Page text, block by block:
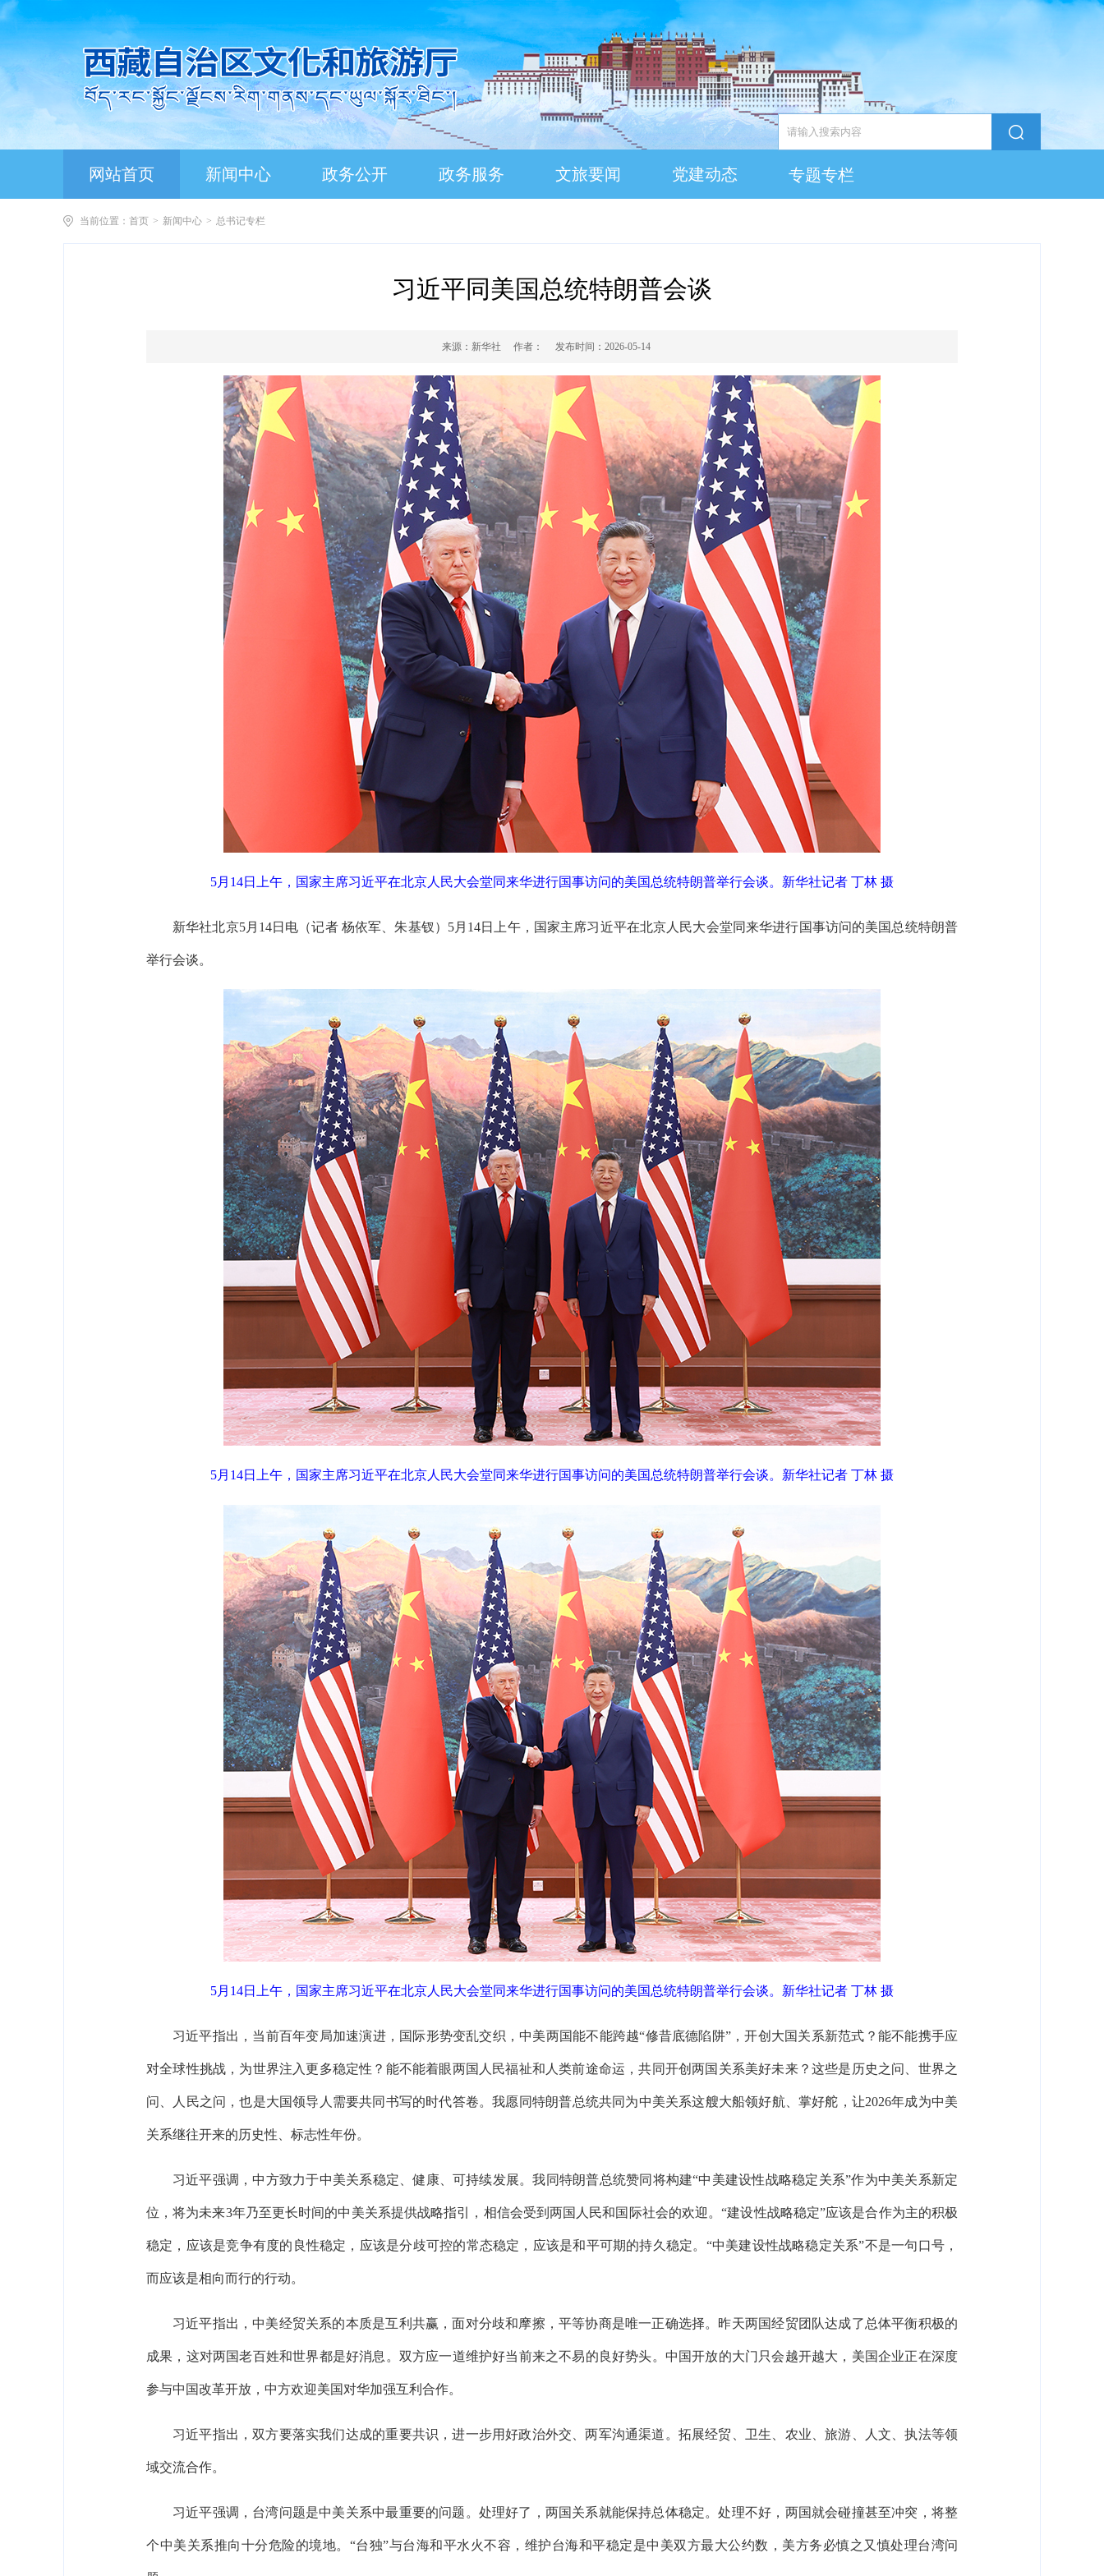
网站首页 新闻中心 政务公开 政务服务 文旅要闻 党建动态 专题专栏
当前位置： 首页 > 新闻中心 > 总书记专栏
习近平同美国总统特朗普会谈
来源： 新华社 作者： 发布时间： 2026-05-14
5月14日上午，国家主席习近平在北京人民大会堂同来华进行国事访问的美国总统特朗普举行会谈。新华社记者 丁林 摄
新华社北京5月14日电（记者 杨依军、朱基钗）5月14日上午，国家主席习近平在北京人民大会堂同来华进行国事访问的美国总统特朗普
举行会谈。
5月14日上午，国家主席习近平在北京人民大会堂同来华进行国事访问的美国总统特朗普举行会谈。新华社记者 丁林 摄
5月14日上午，国家主席习近平在北京人民大会堂同来华进行国事访问的美国总统特朗普举行会谈。新华社记者 丁林 摄
习近平指出，当前百年变局加速演进，国际形势变乱交织，中美两国能不能跨越“修昔底德陷阱”，开创大国关系新范式？能不能携手应
对全球性挑战，为世界注入更多稳定性？能不能着眼两国人民福祉和人类前途命运，共同开创两国关系美好未来？这些是历史之问、世界之
问、人民之问，也是大国领导人需要共同书写的时代答卷。我愿同特朗普总统共同为中美关系这艘大船领好航、掌好舵，让2026年成为中美
关系继往开来的历史性、标志性年份。
习近平强调，中方致力于中美关系稳定、健康、可持续发展。我同特朗普总统赞同将构建“中美建设性战略稳定关系”作为中美关系新定
位，将为未来3年乃至更长时间的中美关系提供战略指引，相信会受到两国人民和国际社会的欢迎。“建设性战略稳定”应该是合作为主的积极
稳定，应该是竞争有度的良性稳定，应该是分歧可控的常态稳定，应该是和平可期的持久稳定。“中美建设性战略稳定关系”不是一句口号，
而应该是相向而行的行动。
习近平指出，中美经贸关系的本质是互利共赢，面对分歧和摩擦，平等协商是唯一正确选择。昨天两国经贸团队达成了总体平衡积极的
成果，这对两国老百姓和世界都是好消息。双方应一道维护好当前来之不易的良好势头。中国开放的大门只会越开越大，美国企业正在深度
参与中国改革开放，中方欢迎美国对华加强互利合作。
习近平指出，双方要落实我们达成的重要共识，进一步用好政治外交、两军沟通渠道。拓展经贸、卫生、农业、旅游、人文、执法等领
域交流合作。
习近平强调，台湾问题是中美关系中最重要的问题。处理好了，两国关系就能保持总体稳定。处理不好，两国就会碰撞甚至冲突，将整
个中美关系推向十分危险的境地。“台独”与台海和平水火不容，维护台海和平稳定是中美双方最大公约数，美方务必慎之又慎处理台湾问